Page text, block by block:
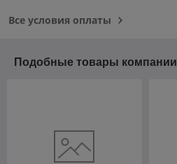
Все условия оплаты
Подобные товары компании